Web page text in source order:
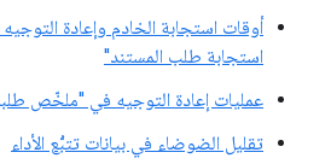
أوقات استجابة الخادم وإعادة
استجابة طلب المستند"
عمليات إعادة التوجيه في "ملخّص
تقليل الضوضاء في بيانات تتبُّع الأداء